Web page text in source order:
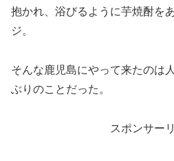
抱かれ、浴びるように芋焼酎を
ジ。
そんな鹿児島にやって来たのは
ぶりのことだった。
スポンサー